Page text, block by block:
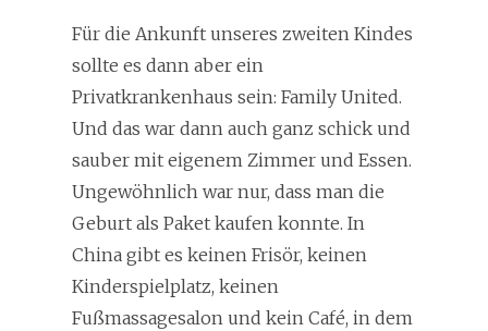
Für die Ankunft unseres zweiten Kindes
sollte es dann aber ein
Privatkrankenhaus sein: Family United.
Und das war dann auch ganz schick und
sauber mit eigenem Zimmer und Essen.
Ungewöhnlich war nur, dass man die
Geburt als Paket kaufen konnte. In
China gibt es keinen Frisör, keinen
Kinderspielplatz, keinen
Fußmassagesalon und kein Café, in dem